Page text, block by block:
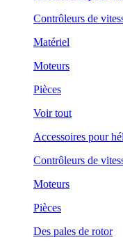
Contrôleurs de
Matériel
Moteurs
Pièces
Voir tout
Accessoires pour
Contrôleurs de
Moteurs
Pièces
Des pales de rotor